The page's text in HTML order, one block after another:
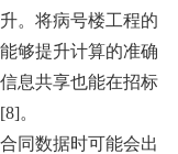
。将病号楼工程的
够提升计算的准确
息共享也能在招标
。
同数据时可能会出